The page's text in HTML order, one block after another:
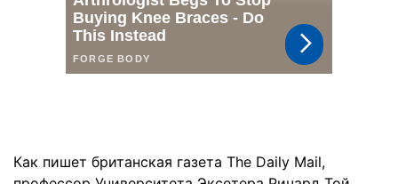
Как пишет британская газета The Daily Mail,